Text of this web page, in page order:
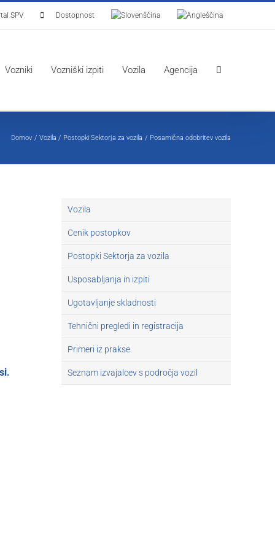
SPV Dostopnost
Vozniki Vozniški izpiti Vozila Agencija
Domov Vozila Postopki Sektorja za vozila Posamična odobritev vozila
Vozila
Cenik postopkov
Postopki Sektorja za vozila
Usposabljanja in izpiti
Ugotavljanje skladnosti
Tehnični pregledi in registracija
Primeri iz prakse
Seznam izvajalcev s področja vozil